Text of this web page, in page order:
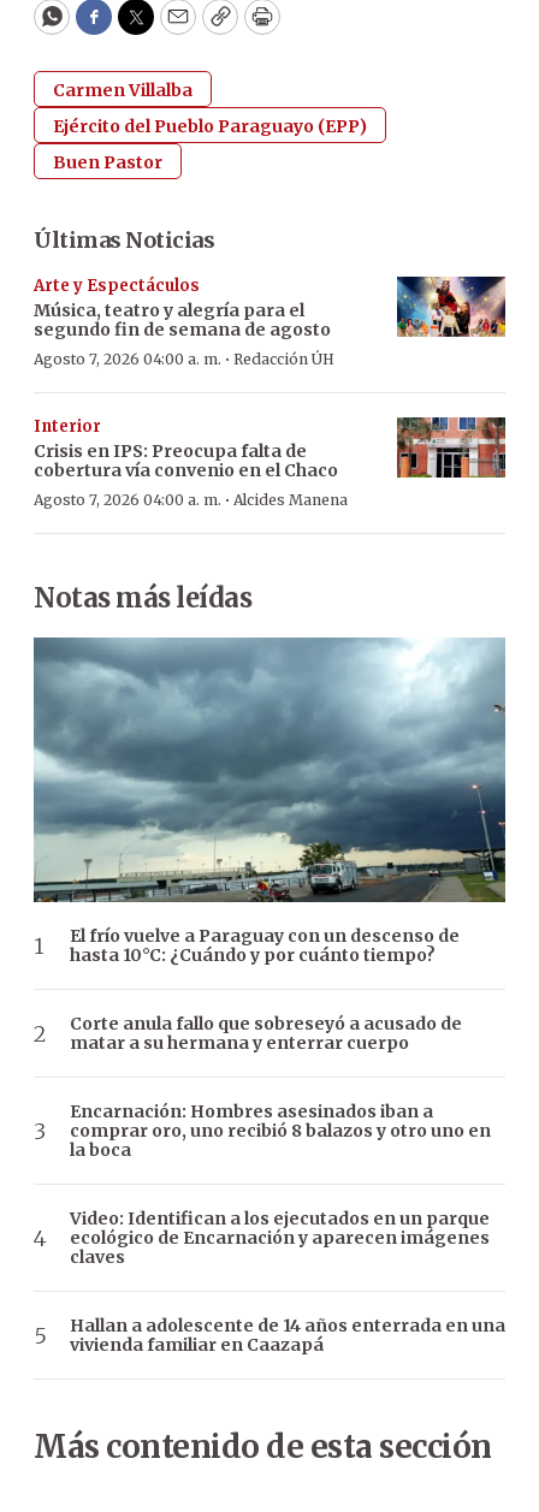
WhatsApp
Facebook
Twitter
EmailCopyPrint
Carmen Villalba
Ejército del Pueblo Paraguayo (EPP)
Buen Pastor
Últimas Noticias
Arte y Espectáculos
Música, teatro y alegría para el
segundo fin de semana de agosto
Agosto 7, 2026 04:00 a. m. · Redacción ÚH
Interior
Crisis en IPS: Preocupa falta de
cobertura vía convenio en el Chaco
Agosto 7, 2026 04:00 a. m. · Alcides Manena
Notas más leídas
El frío vuelve a Paraguay con un descenso de
hasta 10°C: ¿Cuándo y por cuánto tiempo?
Corte anula fallo que sobreseyó a acusado de
matar a su hermana y enterrar cuerpo
Encarnación: Hombres asesinados iban a
comprar oro, uno recibió 8 balazos y otro uno en
la boca
Video: Identifican a los ejecutados en un parque
ecológico de Encarnación y aparecen imágenes
claves
Hallan a adolescente de 14 años enterrada en una
vivienda familiar en Caazapá
Más contenido de esta sección